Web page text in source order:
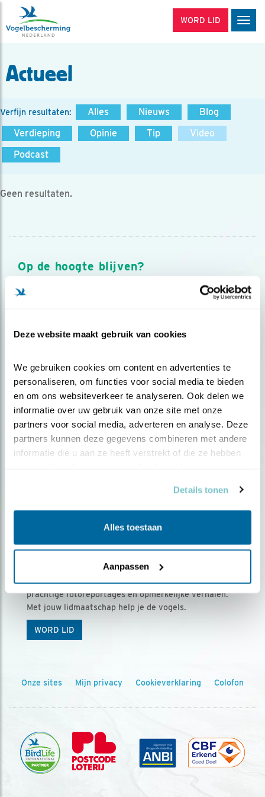
Deze website maakt gebruik van cookies
We gebruiken cookies om content en advertenties te
personaliseren, om functies voor social media te bieden
en om ons websiteverkeer te analyseren. Ook delen we
informatie over uw gebruik van onze site met onze
partners voor social media, adverteren en analyse. Deze
partners kunnen deze gegevens combineren met andere
informatie die u aan ze heeft verstrekt of die ze hebben
Details tonen
Alles toestaan
Aanpassen
WORD LID
Actueel
Verfijn resultaten: Alles Nieuws
Blog
Verdieping
Opinie Tip
Video
Podcast
Geen resultaten.
Op de hoogte blijven?
Meld je aan en ontvang nieuws, inspiratie, acties en tips
over vogels en activiteiten van Vogelbescherming.
Ontvang 5 x Vogels voor € 36,00 per jaar
Vogels is het tijdschrift voor onze leden, met
prachtige fotoreportages en opmerkelijke verhalen.
Met jouw lidmaatschap help je de vogels.
WORD LID
Onze sites Mijn privacy Cookieverklaring Colofon